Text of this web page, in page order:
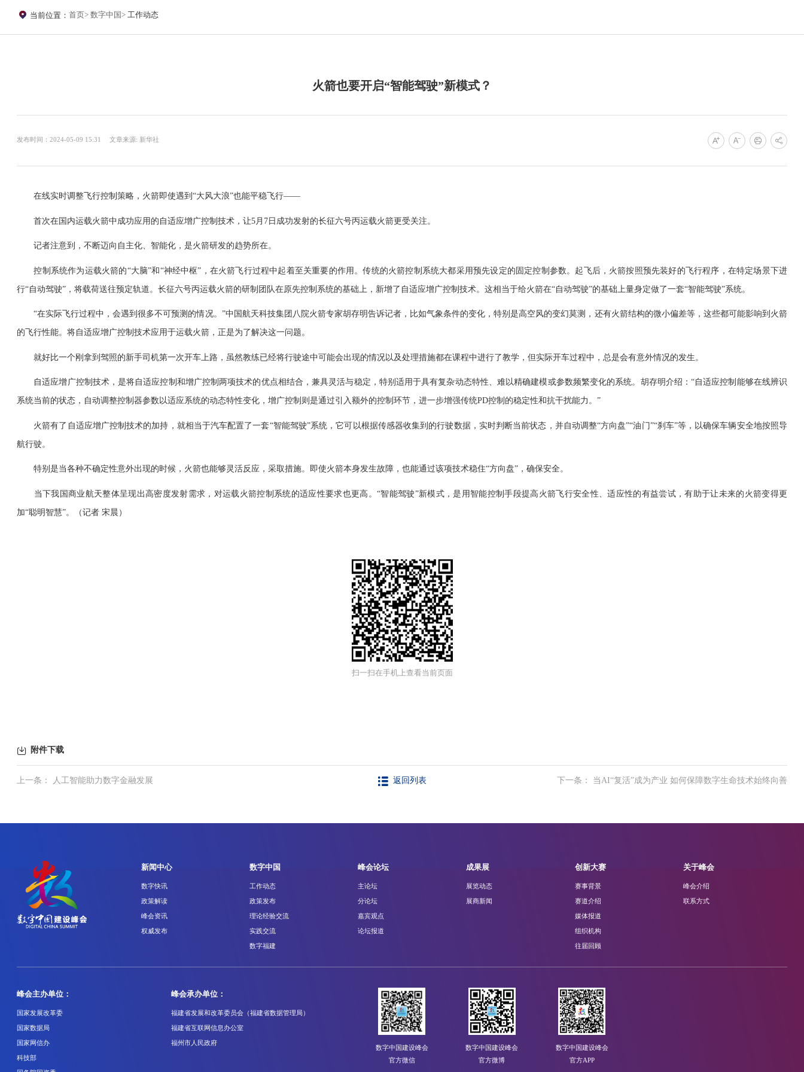
当前位置：首页 数字中国 工作动态
火箭也要开启“智能驾驶”新模式？
发布时间：2024-05-09 15:31 文章来源: 新华社
在线实时调整飞行控制策略，火箭即使遇到“大风大浪”也能平稳飞行——
首次在国内运载火箭中成功应用的自适应增广控制技术，让5月7日成功发射的长征六号丙运载火箭更受关注。
记者注意到，不断迈向自主化、智能化，是火箭研发的趋势所在。
控制系统作为运载火箭的“大脑”和“神经中枢”，在火箭飞行过程中起着至关重要的作用。传统的火箭控制系统大都采用预先设定的固定控制参数。起飞后，火箭按照预先装好的飞行程序，在特定场景下进
行“自动驾驶”，将载荷送往预定轨道。长征六号丙运载火箭的研制团队在原先控制系统的基础上，新增了自适应增广控制技术。这相当于给火箭在“自动驾驶”的基础上量身定做了一套“智能驾驶”系统。
“在实际飞行过程中，会遇到很多不可预测的情况。”中国航天科技集团八院火箭专家胡存明告诉记者，比如气象条件的变化，特别是高空风的变幻莫测，还有火箭结构的微小偏差等，这些都可能影响到火箭
的飞行性能。将自适应增广控制技术应用于运载火箭，正是为了解决这一问题。
就好比一个刚拿到驾照的新手司机第一次开车上路，虽然教练已经将行驶途中可能会出现的情况以及处理措施都在课程中进行了教学，但实际开车过程中，总是会有意外情况的发生。
自适应增广控制技术，是将自适应控制和增广控制两项技术的优点相结合，兼具灵活与稳定，特别适用于具有复杂动态特性、难以精确建模或参数频繁变化的系统。胡存明介绍：“自适应控制能够在线辨识
系统当前的状态，自动调整控制器参数以适应系统的动态特性变化，增广控制则是通过引入额外的控制环节，进一步增强传统PD控制的稳定性和抗干扰能力。”
火箭有了自适应增广控制技术的加持，就相当于汽车配置了一套“智能驾驶”系统，它可以根据传感器收集到的行驶数据，实时判断当前状态，并自动调整“方向盘”“油门”“刹车”等，以确保车辆安全地按照导
航行驶。
特别是当各种不确定性意外出现的时候，火箭也能够灵活反应，采取措施。即使火箭本身发生故障，也能通过该项技术稳住“方向盘”，确保安全。
当下我国商业航天整体呈现出高密度发射需求，对运载火箭控制系统的适应性要求也更高。“智能驾驶”新模式，是用智能控制手段提高火箭飞行安全性、适应性的有益尝试，有助于让未来的火箭变得更
加“聪明智慧”。（记者 宋晨）
扫一扫在手机上查看当前页面
附件下载
上一条： 人工智能助力数字金融发展 返回列表 下一条： 当AI“复活”成为产业 如何保障数字生命技术始终向善
新闻中心
数字快讯
政策解读
峰会资讯
权威发布
数字中国
工作动态
政策发布
理论经验交流
实践交流
数字福建
峰会论坛
主论坛
分论坛
嘉宾观点
论坛报道
成果展
展览动态
展商新闻
创新大赛
赛事背景
赛道介绍
媒体报道
组织机构
往届回顾
关于峰会
峰会介绍
联系方式
峰会主办单位：
国家发展改革委
国家数据局
国家网信办
科技部
峰会承办单位：
福建省发展和改革委员会（福建省数据管理局）
福建省互联网信息办公室
福州市人民政府
数字中国建设峰会
官方微信
数字中国建设峰会
官方微博
数字中国建设峰会
官方APP